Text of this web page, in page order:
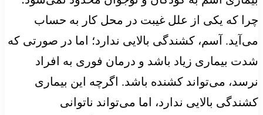
چرا که یکی از علل غیبت در محل کار به حساب
می‌آید. آسم، کشندگی بالایی ندارد؛ اما در صورتی که
شدت بیماری زیاد باشد و درمان فوری به افراد
نرسد، می‌تواند کشنده باشد. اگرچه این بیماری
کشندگی بالایی ندارد، اما می‌تواند ناتوانی